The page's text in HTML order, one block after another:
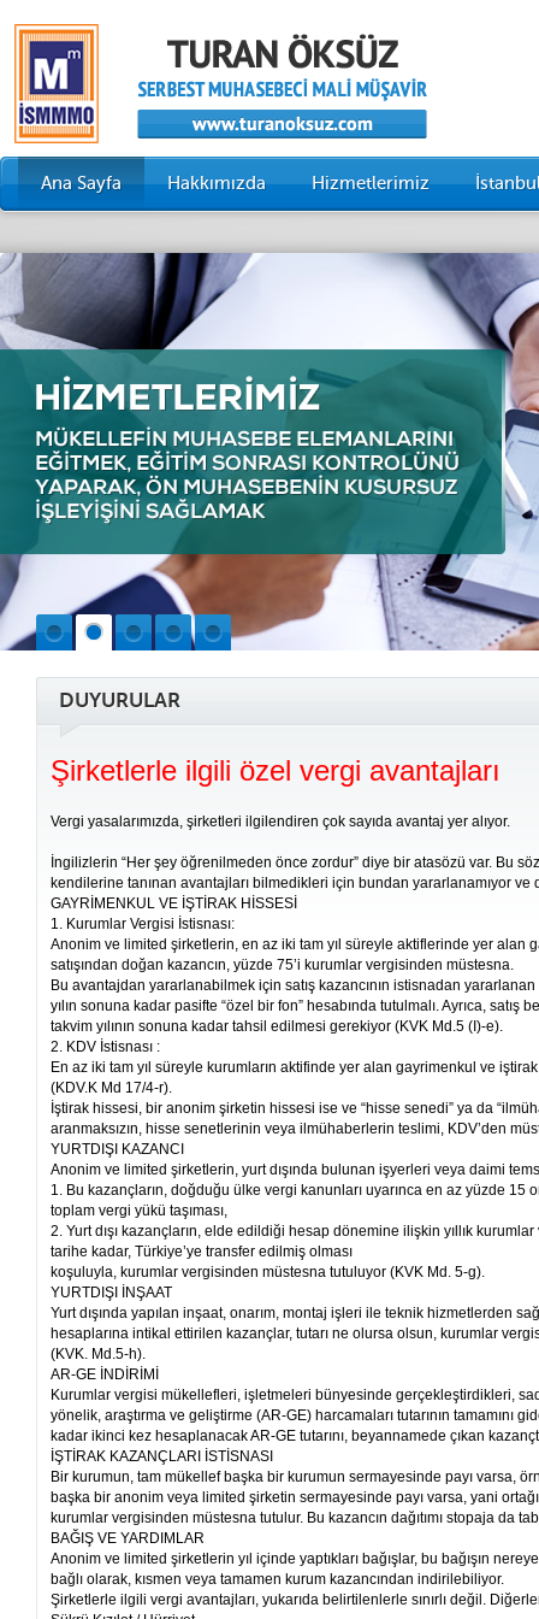
Ana Sayfa Hakkımızda Hizmetlerimiz
DUYURULAR
Şirketlerle ilgili özel vergi avantajları
Vergi yasalarımızda, şirketleri ilgilendiren çok sayıda avantaj yer alıyor.
İngilizlerin “Her şey öğrenilmeden önce zordur” diye bir atasözü var. Bu
kendilerine tanınan avantajları bilmedikleri için bundan yararlanamıyor ve
GAYRİMENKUL VE İŞTİRAK HİSSESİ
1. Kurumlar Vergisi İstisnası:
Anonim ve limited şirketlerin, en az iki tam yıl süreyle aktiflerinde yer alan
satışından doğan kazancın, yüzde 75’i kurumlar vergisinden müstesna.
Bu avantajdan yararlanabilmek için satış kazancının istisnadan yararlanan
yılın sonuna kadar pasifte “özel bir fon” hesabında tutulmalı. Ayrıca, satış
takvim yılının sonuna kadar tahsil edilmesi gerekiyor (KVK Md.5 (I)-e).
2. KDV İstisnası :
En az iki tam yıl süreyle kurumların aktifinde yer alan gayrimenkul ve
(KDV.K Md 17/4-r).
İştirak hissesi, bir anonim şirketin hissesi ise ve “hisse senedi” ya da
aranmaksızın, hisse senetlerinin veya ilmühaberlerin teslimi, KDV’den
YURTDIŞI KAZANCI
Anonim ve limited şirketlerin, yurt dışında bulunan işyerleri veya daimi
1. Bu kazançların, doğduğu ülke vergi kanunları uyarınca en az yüzde 15
toplam vergi yükü taşıması,
2. Yurt dışı kazançların, elde edildiği hesap dönemine ilişkin yıllık
tarihe kadar, Türkiye’ye transfer edilmiş olması
koşuluyla, kurumlar vergisinden müstesna tutuluyor (KVK Md. 5-g).
YURTDIŞI İNŞAAT
Yurt dışında yapılan inşaat, onarım, montaj işleri ile teknik hizmetlerden
hesaplarına intikal ettirilen kazançlar, tutarı ne olursa olsun, kurumlar
(KVK. Md.5-h).
AR-GE İNDİRİMİ
Kurumlar vergisi mükellefleri, işletmeleri bünyesinde gerçekleştirdikleri,
yönelik, araştırma ve geliştirme (AR-GE) harcamaları tutarının tamamını
kadar ikinci kez hesaplanacak AR-GE tutarını, beyannamede çıkan
İŞTİRAK KAZANÇLARI İSTİSNASI
Bir kurumun, tam mükellef başka bir kurumun sermayesinde payı varsa,
başka bir anonim veya limited şirketin sermayesinde payı varsa, yani
kurumlar vergisinden müstesna tutulur. Bu kazancın dağıtımı stopaja da
BAĞIŞ VE YARDIMLAR
Anonim ve limited şirketlerin yıl içinde yaptıkları bağışlar, bu bağışın
bağlı olarak, kısmen veya tamamen kurum kazancından indirilebiliyor.
Şirketlerle ilgili vergi avantajları, yukarıda belirtilenlerle sınırlı değil.